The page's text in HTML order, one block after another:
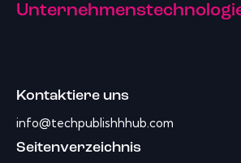
Kontaktiere uns
info@techpublishhhub.com
Seitenverzeichnis